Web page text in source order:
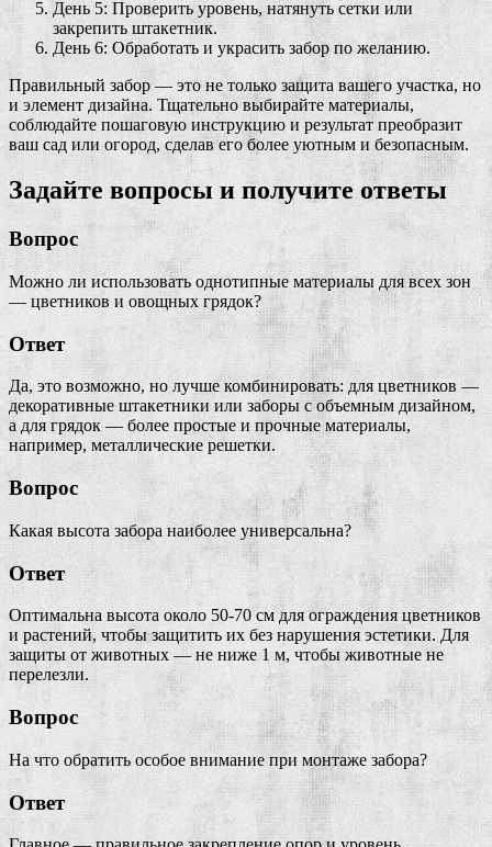
День 5: Проверить уровень, натянуть сетки или
закрепить штакетник.
День 6: Обработать и украсить забор по желанию.
Правильный забор — это не только защита вашего участка, но
и элемент дизайна. Тщательно выбирайте материалы,
соблюдайте пошаговую инструкцию и результат преобразит
ваш сад или огород, сделав его более уютным и безопасным.
Задайте вопросы и получите ответы
Вопрос
Можно ли использовать однотипные материалы для всех зон
— цветников и овощных грядок?
Ответ
Да, это возможно, но лучше комбинировать: для цветников —
декоративные штакетники или заборы с объемным дизайном,
а для грядок — более простые и прочные материалы,
например, металлические решетки.
Вопрос
Какая высота забора наиболее универсальна?
Ответ
Оптимальна высота около 50-70 см для ограждения цветников
и растений, чтобы защитить их без нарушения эстетики. Для
защиты от животных — не ниже 1 м, чтобы животные не
перелезли.
Вопрос
На что обратить особое внимание при монтаже забора?
Ответ